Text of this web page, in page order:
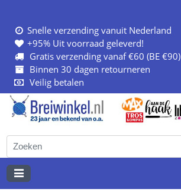
Snelle verzending vanuit Nederland
+95% Uit voorraad geleverd!
Gratis verzending vanaf €60 (BE €90)
Binnen 30 dagen retourneren
Veilig betalen